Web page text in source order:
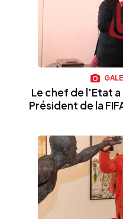
Le chef de l'Etat
Président de la